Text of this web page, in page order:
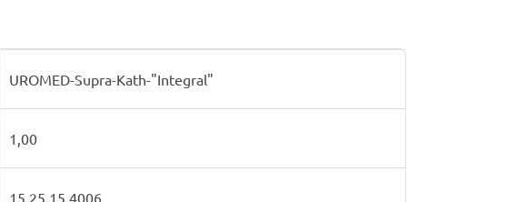
UROMED-Supra-Kath-"Integral"
1,00
15.25.15.4006